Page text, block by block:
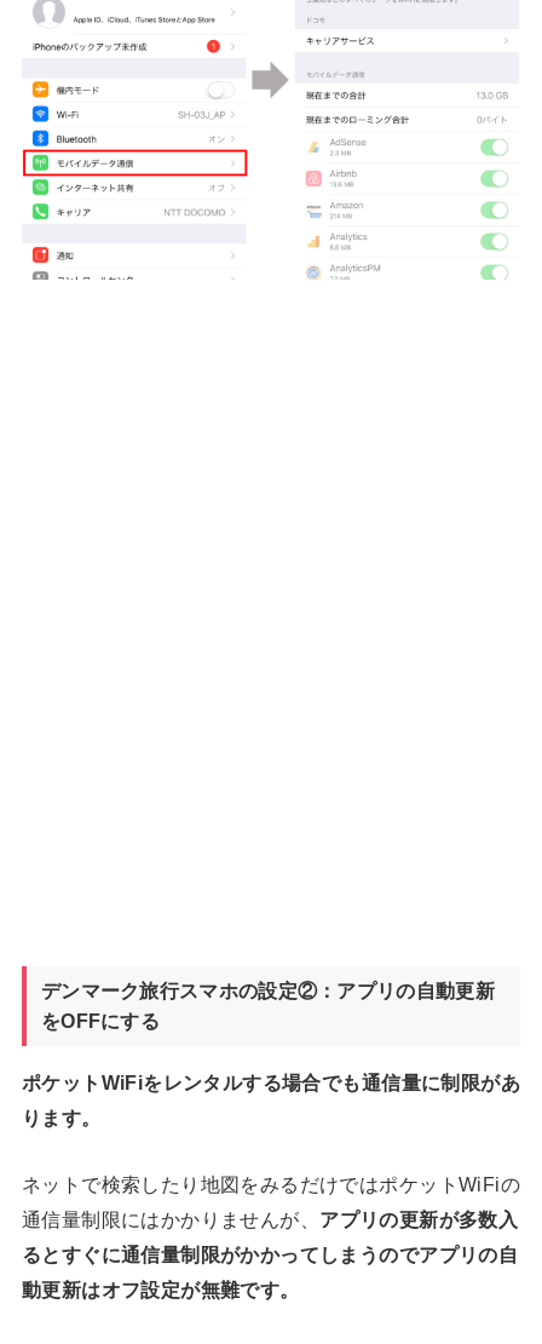
デンマーク旅行スマホの設定②：アプリの自動更新
をOFFにする
ポケットWiFiをレンタルする場合でも通信量に制限があ
ります。
ネットで検索したり地図をみるだけではポケットWiFiの
通信量制限にはかかりませんが、 アプリの更新が多数入
るとすぐに通信量制限がかかってしまうのでアプリの自
動更新はオフ設定が無難です。